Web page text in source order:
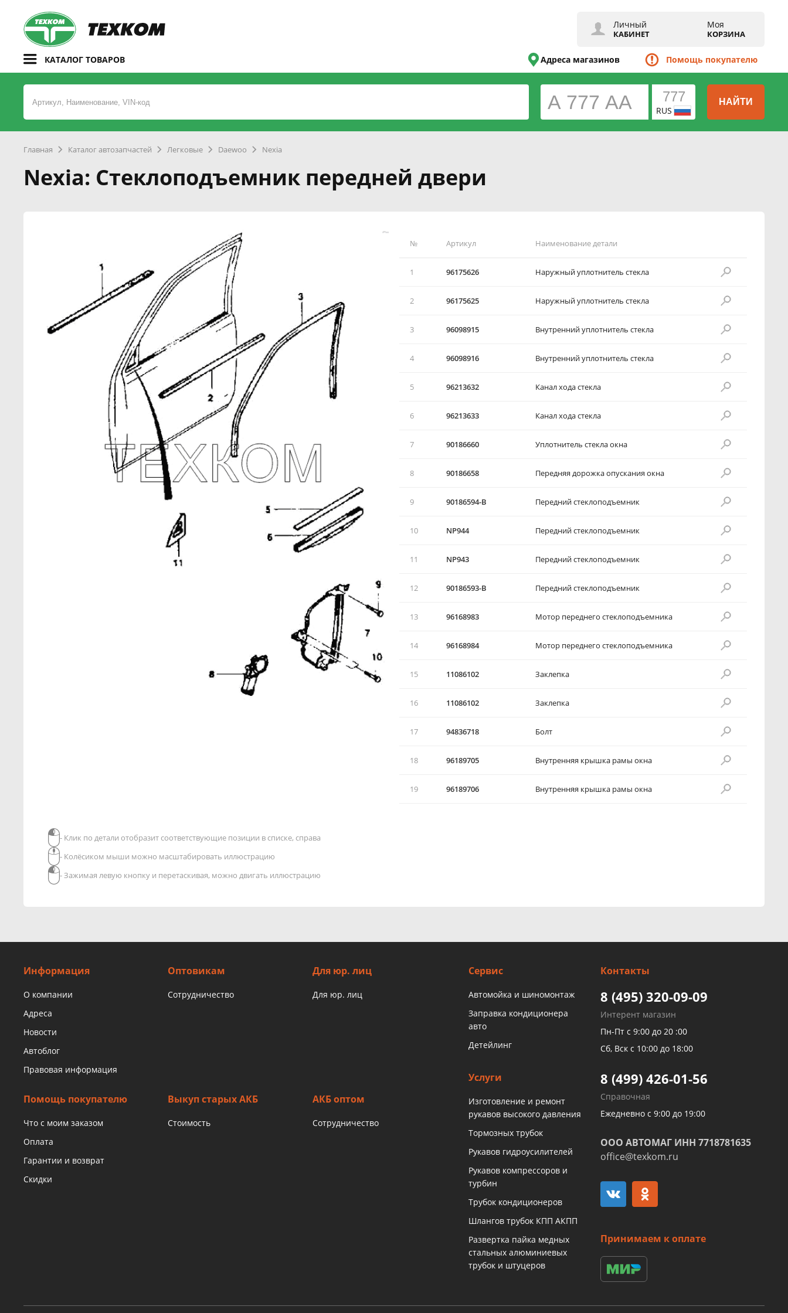
Личный
КАБИНЕТ
Моя
КОРЗИНА
КАТАЛОГ ТОВАРОВ Адреса магазинов Помощь покупателю
RUS
НАЙТИ
Главная Каталог автозапчастей Легковые Daewoo Nexia
Nexia: Стеклоподъемник передней двери
№ Артикул Наименование детали
1 96175626 Наружный уплотнитель стекла
2 96175625 Наружный уплотнитель стекла
3 96098915 Внутренний уплотнитель стекла
4 96098916 Внутренний уплотнитель стекла
5 96213632 Канал хода стекла
6 96213633 Канал хода стекла
7 90186660 Уплотнитель стекла окна
8 90186658 Передняя дорожка опускания окна
9 90186594-В Передний стеклоподъемник
10 NР944 Передний стеклоподъемник
11 NР943 Передний стеклоподъемник
12 90186593-В Передний стеклоподъемник
13 96168983 Мотор переднего стеклоподъемника
14 96168984 Мотор переднего стеклоподъемника
15 11086102 Заклепка
16 11086102 Заклепка
17 94836718 Болт
18 96189705 Внутренняя крышка рамы окна
19 96189706 Внутренняя крышка рамы окна
- Клик по детали отобразит соответствующие позиции в списке, справа
- Колёсиком мыши можно масштабировать иллюстрацию
- Зажимая левую кнопку и перетаскивая, можно двигать иллюстрацию
Информация
О компании
Адреса
Новости
Автоблог
Правовая информация
Оптовикам
Сотрудничество
Для юр. лиц
Для юр. лиц
Помощь покупателю
Что с моим заказом
Оплата
Гарантии и возврат
Скидки
Выкуп старых АКБ
Стоимость
АКБ оптом
Сотрудничество
Сервис
Автомойка и шиномонтаж
Заправка кондиционера
авто
Детейлинг
Услуги
Изготовление и ремонт
рукавов высокого давления
Тормозных трубок
Рукавов гидроусилителей
Рукавов компрессоров и
турбин
Трубок кондиционеров
Шлангов трубок КПП АКПП
Развертка пайка медных
стальных алюминиевых
трубок и штуцеров
Контакты
8 (495) 320-09-09
Интерент магазин
Пн-Пт с 9:00 до 20 :00
Сб, Вск с 10:00 до 18:00
8 (499) 426-01-56
Справочная
Ежедневно с 9:00 до 19:00
ООО АВТОМАГ ИНН 7718781635
office@texkom.ru
Принимаем к оплате